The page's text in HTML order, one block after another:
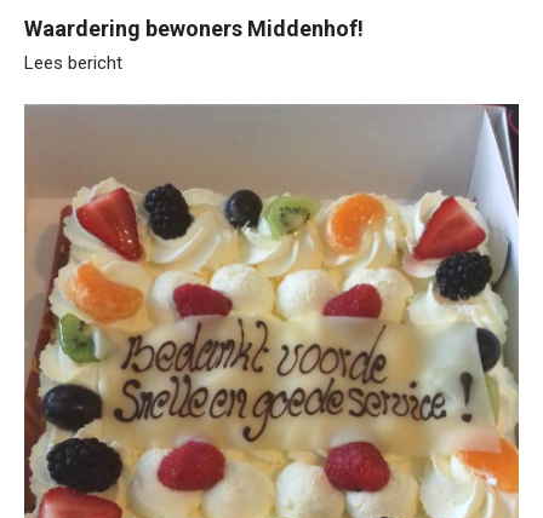
Waardering bewoners Middenhof!
Lees bericht